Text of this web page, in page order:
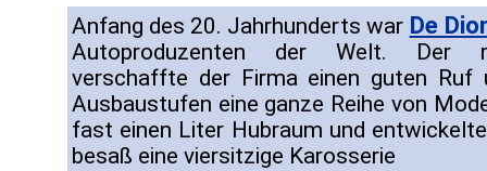
Anfang des 20. Jahrhunderts war De
Autoproduzenten der Welt. Der
verschaffte der Firma einen guten Ruf
Ausbaustufen eine ganze Reihe von
fast einen Liter Hubraum und
besaß eine viersitzige Karosserie